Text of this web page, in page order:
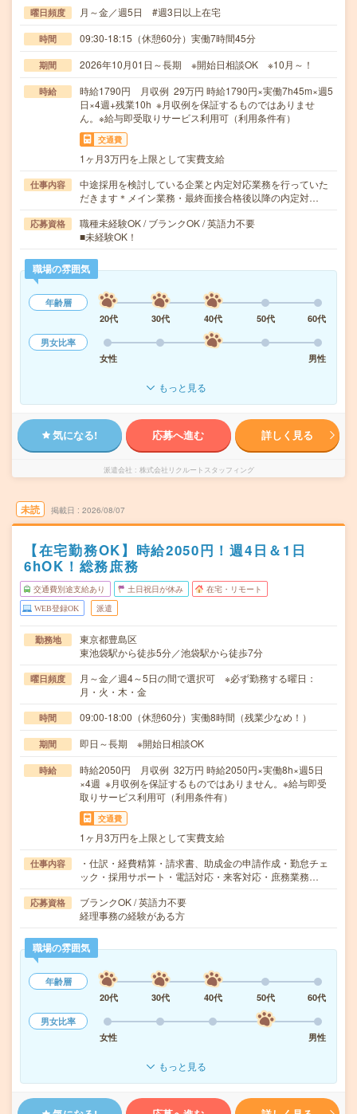
曜日頻度 月～金／週5日 #週3日以上在宅
時間 09:30-18:15（休憩60分）実働7時間45分
期間 2026年10月01日～長期 ※開始日相談OK ※10月～！
時給
時給1790円 月収例 29万円 時給1790円×実働7h45m×週5
日×4週+残業10h ※月収例を保証するものではありませ
ん。※給与即受取りサービス利用可（利用条件有）
交通費
1ヶ月3万円を上限として実費支給
仕事内容
中途採用を検討している企業と内定対応業務を行っていた
だきます＊メイン業務・最終面接合格後以降の内定対…
応募資格
職種未経験OK / ブランクOK / 英語力不要
■未経験OK！
職場の雰囲気
年齢層
20代
30代 40代 50代
60代
男女比率
女性
男性
もっと見る
気になる! 応募へ進む 詳しく見る
派遣会社 株式会社リクルートスタッフィング
未読 掲載日 2026/08/07
【在宅勤務OK】時給2050円！週4日＆1日
6hOK！総務庶務
交通費別途支給あり 土日祝日が休み 在宅・リモート
WEB登録OK 派遣
勤務地
東京都豊島区
東池袋駅から徒歩5分／池袋駅から徒歩7分
曜日頻度
月～金／週4～5日の間で選択可 ※必ず勤務する曜日：
月・火・木・金
時間 09:00-18:00（休憩60分）実働8時間（残業少なめ！）
期間 即日～長期 ※開始日相談OK
時給
時給2050円 月収例 32万円 時給2050円×実働8h×週5日
×4週 ※月収例を保証するものではありません。※給与即受
取りサービス利用可（利用条件有）
交通費
1ヶ月3万円を上限として実費支給
仕事内容
・仕訳・経費精算・請求書、助成金の申請作成・勤怠チェ
ック・採用サポート・電話対応・来客対応・庶務業務…
応募資格
ブランクOK / 英語力不要
経理事務の経験がある方
職場の雰囲気
年齢層
20代
30代 40代 50代
60代
男女比率
女性
男性
もっと見る